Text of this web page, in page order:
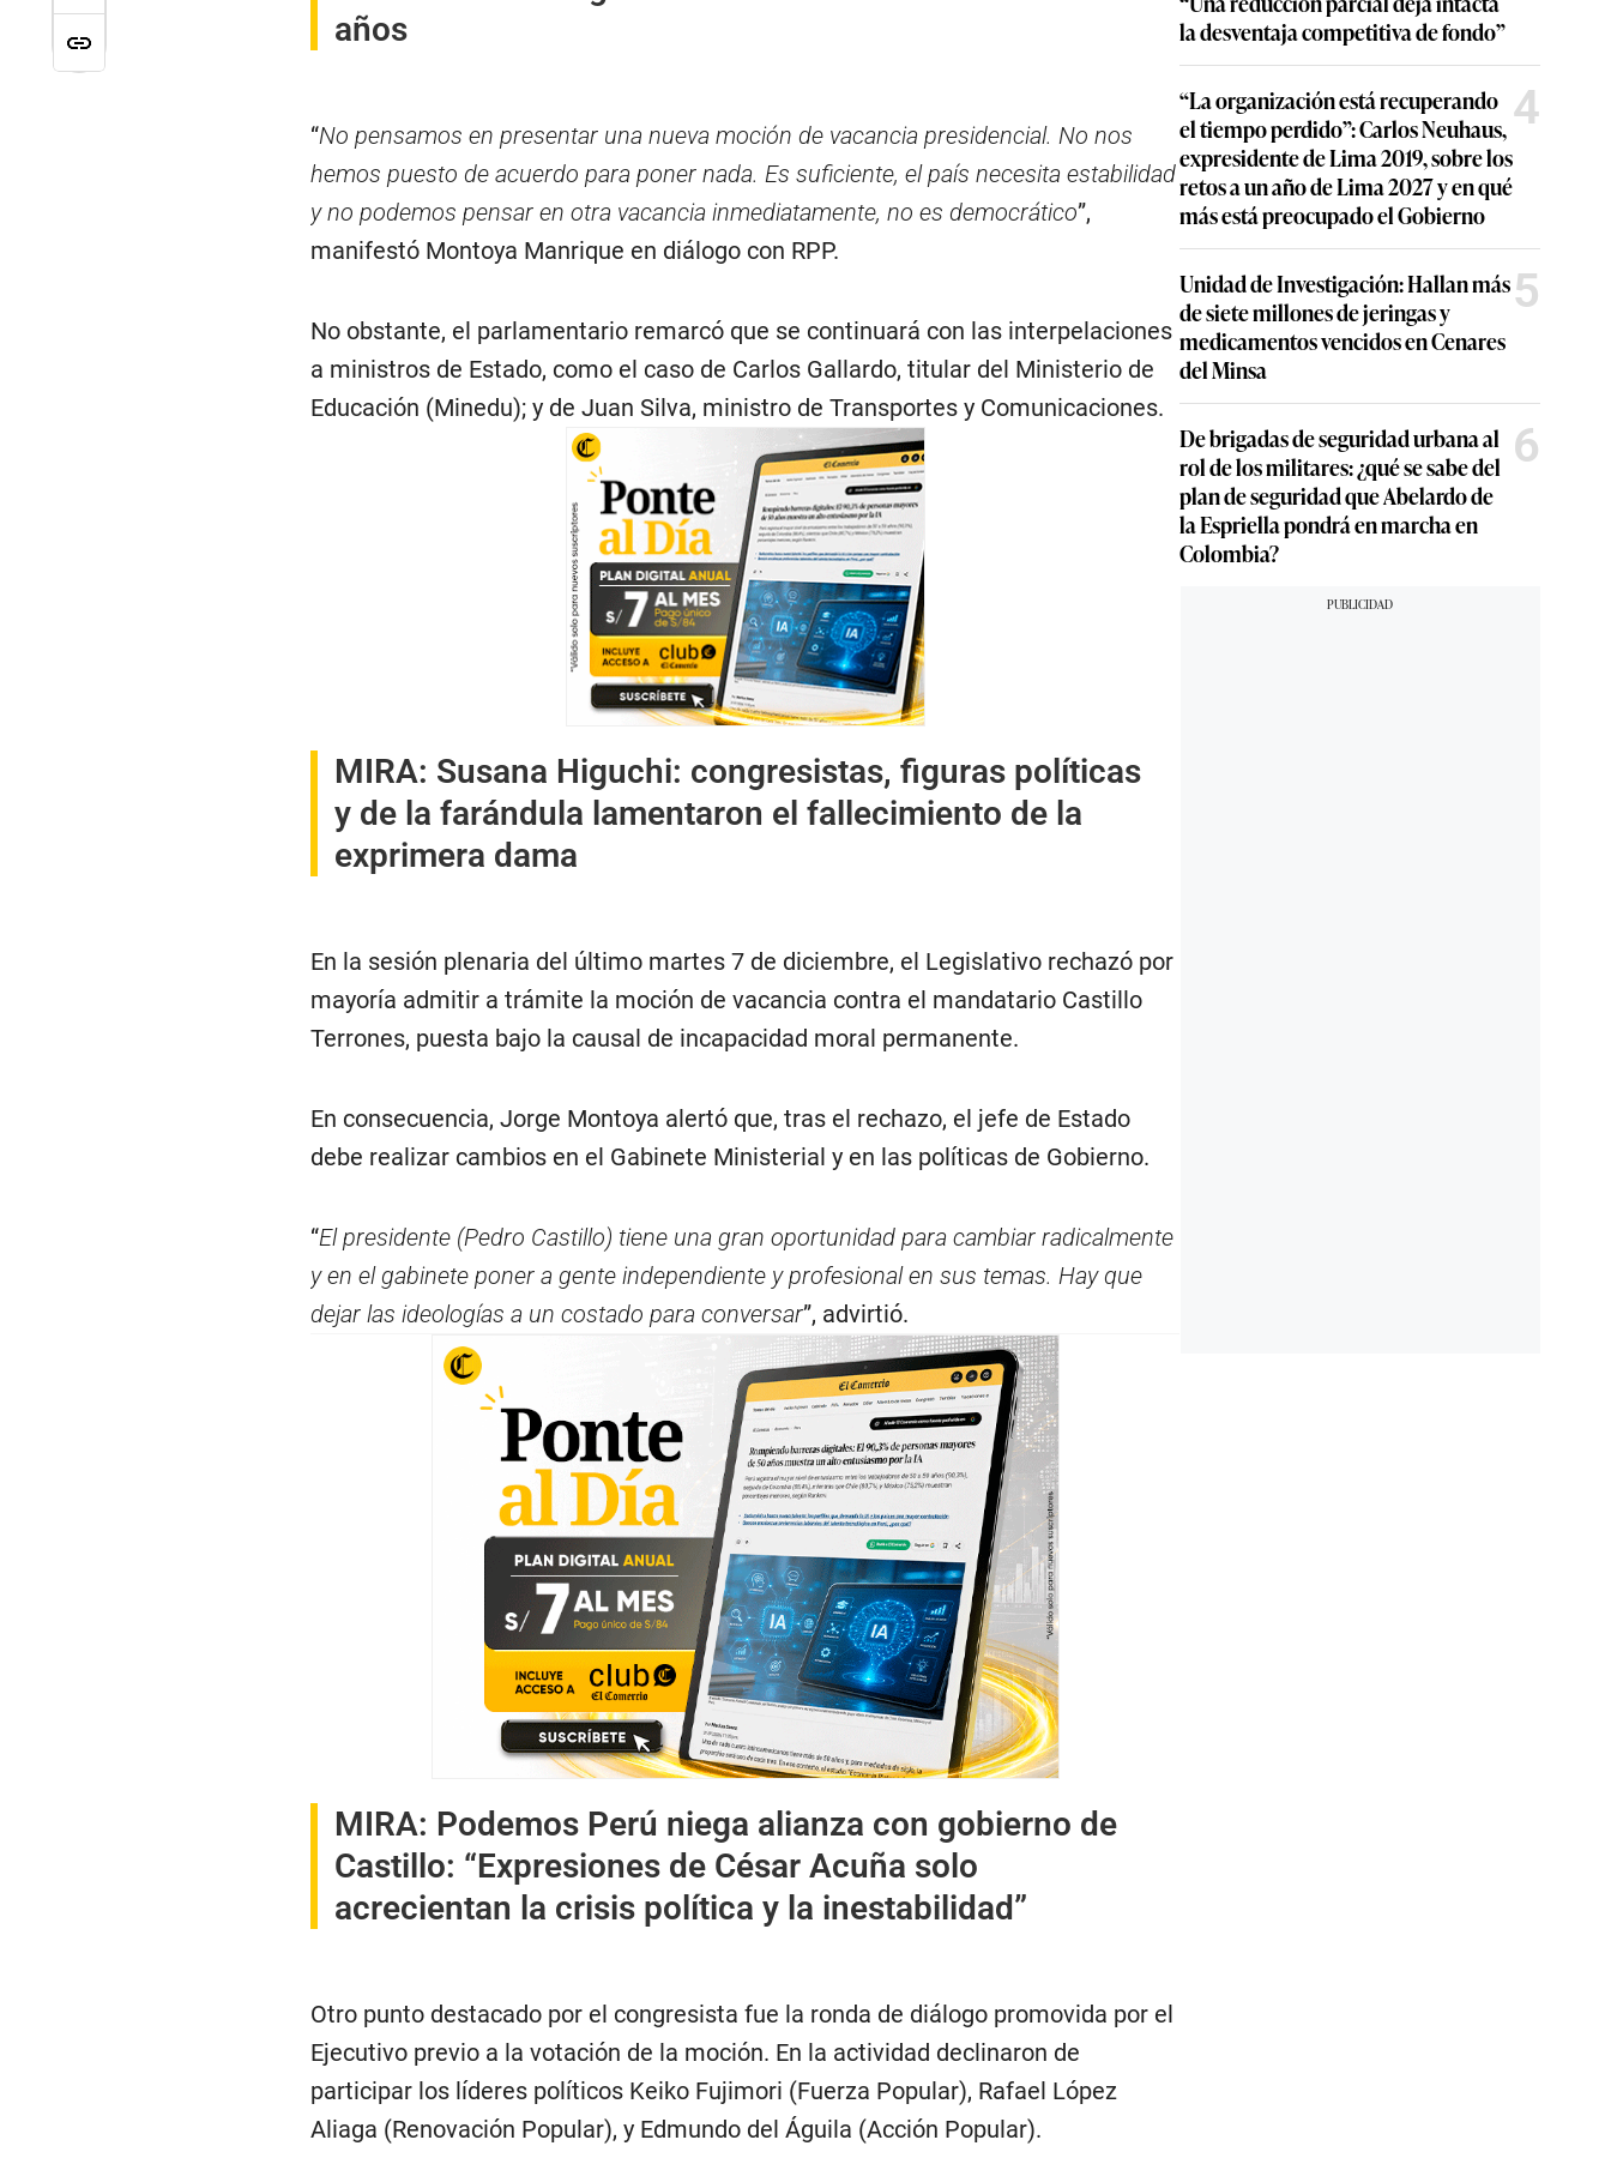
años
“No pensamos en presentar una nueva moción de vacancia presidencial. No nos
hemos puesto de acuerdo para poner nada. Es suficiente, el país necesita estabilidad
y no podemos pensar en otra vacancia inmediatamente, no es democrático”,
manifestó Montoya Manrique en diálogo con RPP.
No obstante, el parlamentario remarcó que se continuará con las interpelaciones
a ministros de Estado, como el caso de Carlos Gallardo, titular del Ministerio de
Educación (Minedu); y de Juan Silva, ministro de Transportes y Comunicaciones.
MIRA: Susana Higuchi: congresistas, figuras políticas
y de la farándula lamentaron el fallecimiento de la
exprimera dama
En la sesión plenaria del último martes 7 de diciembre, el Legislativo rechazó por
mayoría admitir a trámite la moción de vacancia contra el mandatario Castillo
Terrones, puesta bajo la causal de incapacidad moral permanente.
En consecuencia, Jorge Montoya alertó que, tras el rechazo, el jefe de Estado
debe realizar cambios en el Gabinete Ministerial y en las políticas de Gobierno.
“El presidente (Pedro Castillo) tiene una gran oportunidad para cambiar radicalmente
y en el gabinete poner a gente independiente y profesional en sus temas. Hay que
dejar las ideologías a un costado para conversar”, advirtió.
MIRA: Podemos Perú niega alianza con gobierno de
Castillo: “Expresiones de César Acuña solo
acrecientan la crisis política y la inestabilidad”
Otro punto destacado por el congresista fue la ronda de diálogo promovida por el
Ejecutivo previo a la votación de la moción. En la actividad declinaron de
participar los líderes políticos Keiko Fujimori (Fuerza Popular), Rafael López
Aliaga (Renovación Popular), y Edmundo del Águila (Acción Popular).
la desventaja competitiva de fondo”
“La organización está recuperando
el tiempo perdido”: Carlos Neuhaus,
expresidente de Lima 2019, sobre los
retos a un año de Lima 2027 y en qué
más está preocupado el Gobierno
4
Unidad de Investigación: Hallan más
de siete millones de jeringas y
medicamentos vencidos en Cenares
del Minsa
5
De brigadas de seguridad urbana al
rol de los militares: ¿qué se sabe del
plan de seguridad que Abelardo de
la Espriella pondrá en marcha en
Colombia?
6